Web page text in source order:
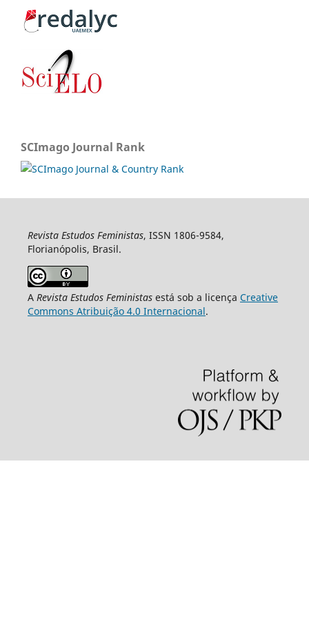
SCImago Journal Rank
Revista Estudos Feministas, ISSN 1806-9584,
Florianópolis, Brasil.
A Revista Estudos Feministasestá sob a licença Creative
Commons Atribuição 4.0 Internacional.